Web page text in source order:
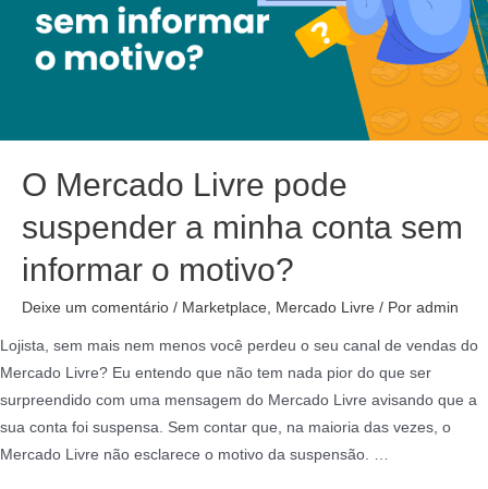
O Mercado Livre pode
suspender a minha conta sem
informar o motivo?
Deixe um comentário / Marketplace Mercado Livre / Por admin
Lojista, sem mais nem menos você perdeu o seu canal de vendas do
Mercado Livre? Eu entendo que não tem nada pior do que ser
surpreendido com uma mensagem do Mercado Livre avisando que a
sua conta foi suspensa. Sem contar que, na maioria das vezes, o
Mercado Livre não esclarece o motivo da suspensão. …